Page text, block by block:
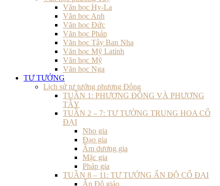
Văn học Hy-La
Văn học Anh
Văn học Đức
Văn học Pháp
Văn học Tây Ban Nha
Văn học Mỹ Latinh
Văn học Mỹ
Văn học Nga
TƯ TƯỞNG
Lịch sử tư tưởng phương Đông
TUẦN 1: PHƯƠNG ĐÔNG VÀ PHƯƠNG
TÂY
TUẦN 2 – 7: TƯ TƯỞNG TRUNG HOA CỔ
ĐẠI
Nho gia
Đạo gia
Âm dương gia
Mặc gia
Pháp gia
TUẦN 8 – 11: TƯ TƯỞNG ẤN ĐỘ CỔ ĐẠI
Ấn Độ giáo